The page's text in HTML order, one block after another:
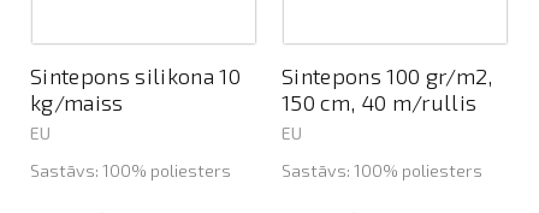
Sintepons silikona 10
kg/maiss
EU
Sastāvs: 100% poliesters
Sintepons 100 gr/m2,
150 cm, 40 m/rullis
EU
Sastāvs: 100% poliesters